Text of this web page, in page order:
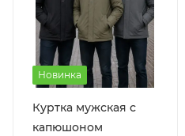
Новинка
Куртка мужская с
капюшоном